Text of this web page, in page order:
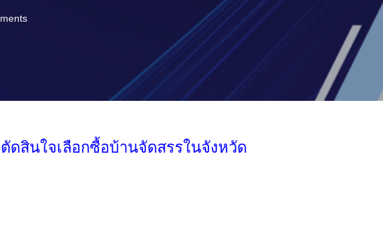
ดสินใจเลือกซื้อบ้านจัดสรรในจังหวัด